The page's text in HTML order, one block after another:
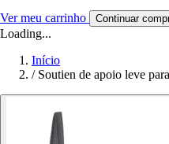
Ver meu carrinho Continuar
Loading...
Início
/ Soutien de apoio leve